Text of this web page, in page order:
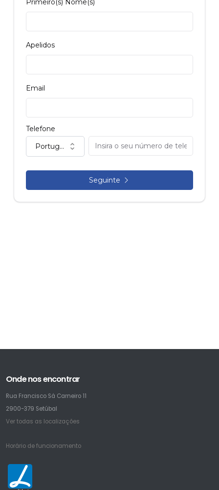
Onde nos encontrar
Rua Francisco Sá Carneiro 11
2900-379 Setúbal
Ver todas as localizações
Horário de funcionamento